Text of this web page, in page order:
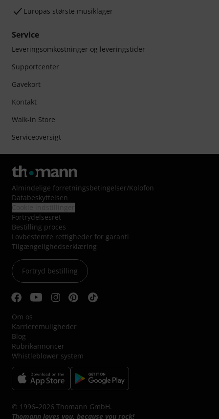
Europas største musiklager
Service
Leveringsomkostninger og leveringstider
Supportcenter
Gavekort
Kontakt
Walk-in Store
Serviceoversigt
Almindelige forretningsbetingelser/Kolofon
Databeskyttelsen
Fortrydelsesret
Bestilling proces
Lovbestemte rettigheder for garanti
Tilgængelighedserklæring
Fortryd bestilling
Om os
Karrieremuligheder
Blog
Rubrikannoncer
Whistleblower system
© 1996–2026 Thomann GmbH.
Thomann loves you, because you rock!